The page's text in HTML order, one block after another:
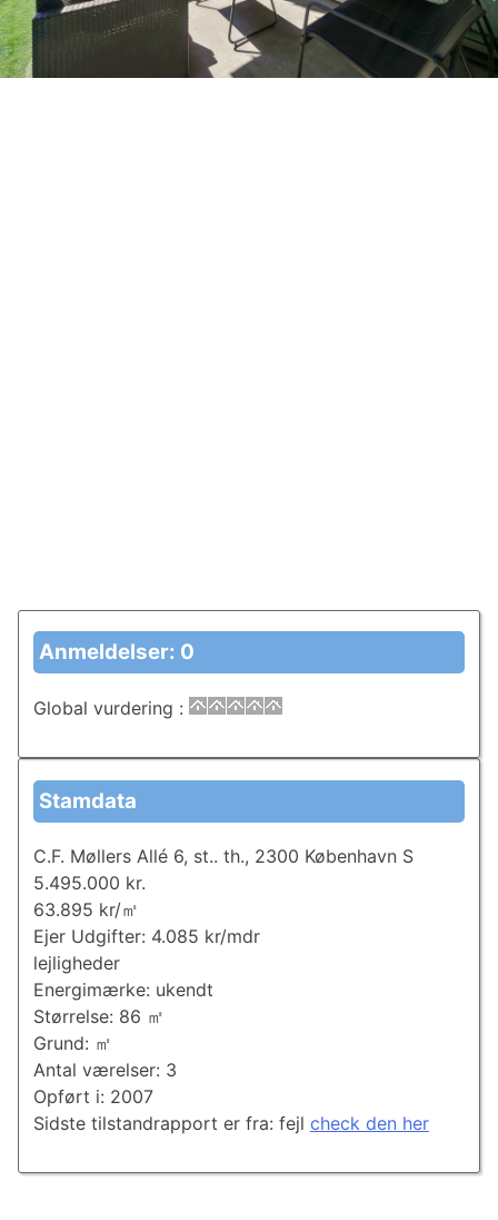
Anmeldelser: 0
Global vurdering :
Stamdata
C.F. Møllers Allé 6, st.. th., 2300 København S
5.495.000 kr.
63.895 kr/㎡
Ejer Udgifter: 4.085 kr/mdr
lejligheder
Energimærke: ukendt
Størrelse: 86 ㎡
Grund: ㎡
Antal værelser: 3
Opført i: 2007
Sidste tilstandrapport er fra: fejl check den her